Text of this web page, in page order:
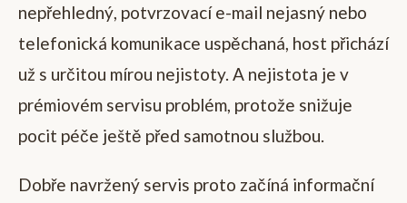
nepřehledný, potvrzovací e-mail nejasný nebo
telefonická komunikace uspěchaná, host přichází
už s určitou mírou nejistoty. A nejistota je v
prémiovém servisu problém, protože snižuje
pocit péče ještě před samotnou službou.
Dobře navržený servis proto začíná informační